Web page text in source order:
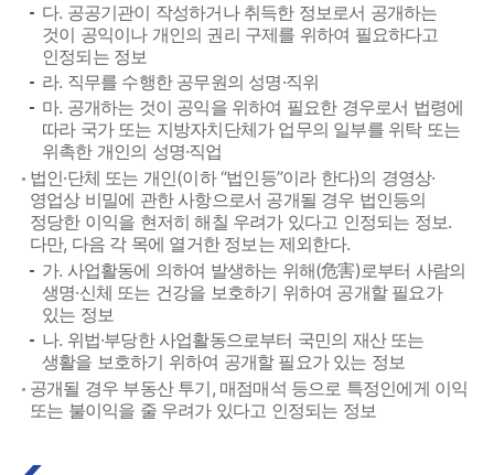
다. 공공기관이 작성하거나 취득한 정보로서 공개하는
것이 공익이나 개인의 권리 구제를 위하여 필요하다고
인정되는 정보
라. 직무를 수행한 공무원의 성명·직위
마. 공개하는 것이 공익을 위하여 필요한 경우로서 법령에
따라 국가 또는 지방자치단체가 업무의 일부를 위탁 또는
위촉한 개인의 성명·직업
법인·단체 또는 개인(이하 “법인등”이라 한다)의 경영상·
영업상 비밀에 관한 사항으로서 공개될 경우 법인등의
정당한 이익을 현저히 해칠 우려가 있다고 인정되는 정보.
다만, 다음 각 목에 열거한 정보는 제외한다.
가. 사업활동에 의하여 발생하는 위해(危害)로부터 사람의
생명·신체 또는 건강을 보호하기 위하여 공개할 필요가
있는 정보
나. 위법·부당한 사업활동으로부터 국민의 재산 또는
생활을 보호하기 위하여 공개할 필요가 있는 정보
공개될 경우 부동산 투기, 매점매석 등으로 특정인에게 이익
또는 불이익을 줄 우려가 있다고 인정되는 정보